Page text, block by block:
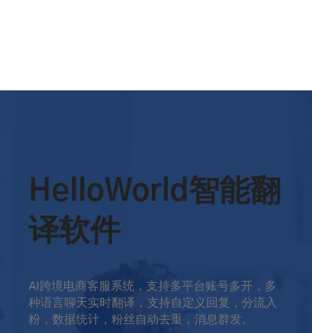
HelloWorld智能翻
译软件
AI跨境电商客服系统，支持多平台账号多开，多
种语言聊天实时翻译，支持自定义回复，分流入
粉，数据统计，粉丝自动去重，消息群发。